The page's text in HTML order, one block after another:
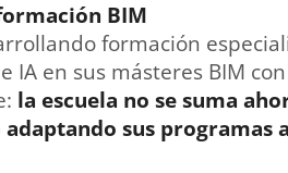
BIM
formación
IA en sus másteres BIM
la escuela no se suma
sus programas